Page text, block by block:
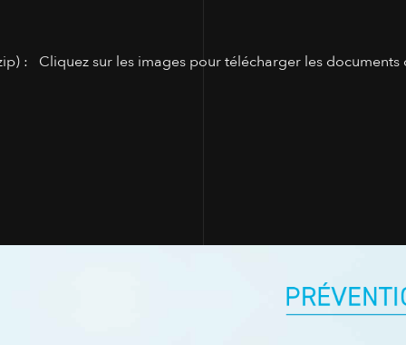
: Cliquez sur les images pour télécharger les